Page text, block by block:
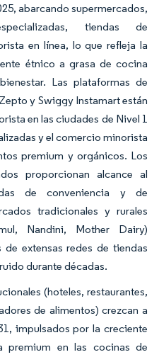
abarcando supermercados,
tiendas de
en línea, lo que refleja la
étnico a grasa de cocina
Las plataformas de
y Swiggy Instamart están
en las ciudades de Nivel 1
y el comercio minorista
premium y orgánicos. Los
proporcionan alcance al
de conveniencia y de
tradicionales y rurales
Nandini, Mother Dairy)
extensas redes de tiendas
durante décadas.
(hoteles, restaurantes,
de alimentos) crezcan a
impulsados por la creciente
premium en las cocinas de